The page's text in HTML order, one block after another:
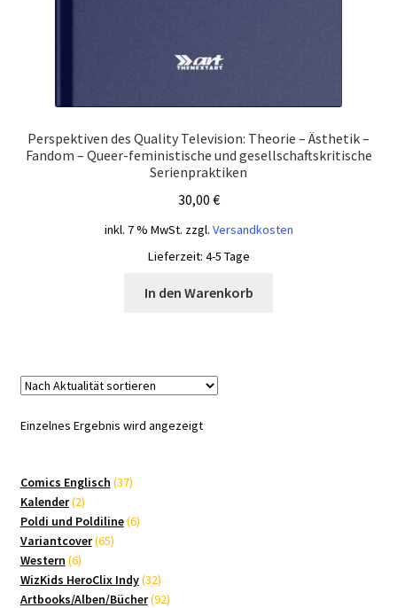
Perspektiven des Quality Television: Theorie – Ästhetik –
Fandom – Queer-feministische und gesellschaftskritische
Serienpraktiken
30,00 €
inkl. 7 % MwSt. zzgl. Versandkosten
Lieferzeit: 4-5 Tage
In den Warenkorb
Einzelnes Ergebnis wird angezeigt
Comics Englisch 3737
Kalender 22
Produkte
Poldi und Poldiline 66
Variantcover 6565
Western 66
Produkte
WizKids HeroClix Indy 3232
Produkte
Artbooks/Alben/Bücher 9292